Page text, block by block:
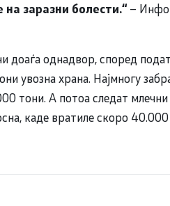
заразни болести.“ –
доаѓа однадвор, според
увозна храна. Најмногу
тони. А потоа следат
каде вратиле скоро